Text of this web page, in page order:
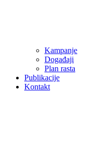
Kampanje
Događaji
Plan rasta
Publikacije
Kontakt